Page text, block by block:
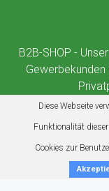
B2B-SHOP -
Gewerbekunden
Diese Webseite
Funktionalität
Cookies zur